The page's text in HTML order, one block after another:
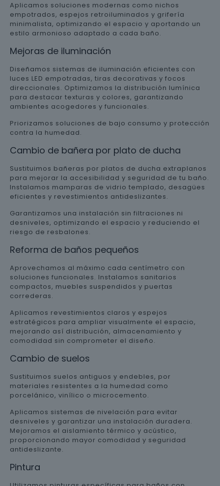
Aplicamos soluciones modernas como nichos
empotrados, espejos retroiluminados y grifería
minimalista, optimizando el espacio y aportando un
estilo armonioso adaptado a cada baño.
Mejoras de iluminación
Diseñamos sistemas de iluminación eficientes con
luces LED empotradas, tiras decorativas y focos
direccionales. Optimizamos la distribución lumínica
para destacar texturas y colores, garantizando
ambientes acogedores y funcionales.
Priorizamos soluciones de bajo consumo y protección
contra la humedad.
Cambio de bañera por plato de ducha
Sustituimos bañeras por platos de ducha extraplanos
para mejorar la accesibilidad y seguridad de tu baño.
Instalamos mamparas de vidrio templado, desagües
eficientes y revestimientos antideslizantes.
Garantizamos una instalación sin filtraciones ni
desniveles, optimizando el espacio y reduciendo el
riesgo de resbalones.
Reforma de baños pequeños
Aprovechamos al máximo cada centímetro con
soluciones funcionales. Instalamos sanitarios
compactos, muebles suspendidos y puertas
correderas.
Aplicamos revestimientos claros y espejos
estratégicos para ampliar visualmente el espacio,
mejorando así distribución, almacenamiento y
comodidad sin comprometer el diseño.
Cambio de suelos
Sustituimos suelos antiguos y endebles, por
materiales resistentes a la humedad como
porcelánico, vinílico o microcemento.
Aplicamos sistemas de nivelación para evitar
desniveles y garantizar una instalación duradera.
Mejoramos el aislamiento térmico y acústico,
proporcionando mayor comodidad y seguridad
antideslizante.
Pintura